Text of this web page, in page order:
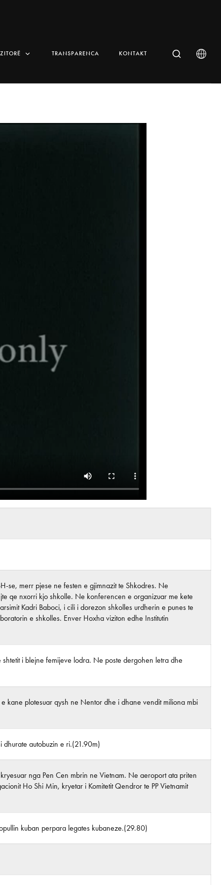
TRANSPARENCA KONTAKT
se, merr pjese ne festen e gjimnazit te Shkodres. Ne
qe nxorri kjo shkolle. Ne konferencen e organizuar me kete
Kadri Baboci, i cili i dorezon shkolles urdherin e punes te
e shkolles. Enver Hoxha viziton edhe Institutin
i blejne femijeve lodra. Ne poste dergohen letra dhe
kane plotesuar qysh ne Nentor dhe i dhane vendit miliona mbi
dhurate autobuzin e ri.(21.90m)
nga Pen Cen mbrin ne Vietnam. Ne aeroport ata priten
Ho Shi Min, kryetar i Komitetit Qendror te PP Vietnamit
kuban perpara legates kubaneze.(29.80)